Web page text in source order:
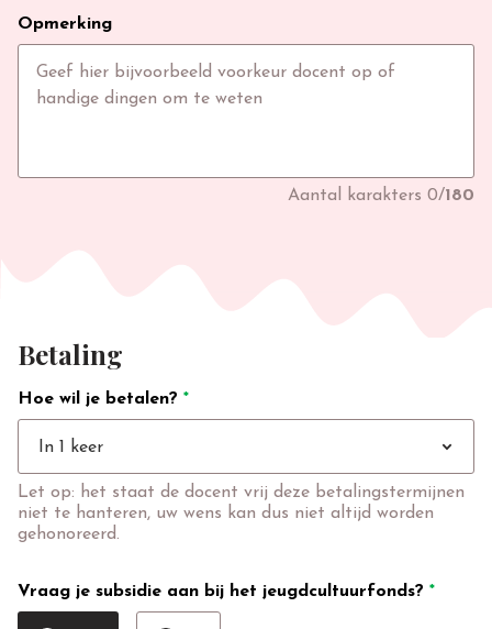
Opmerking
Aantal karakters 0/180
Betaling
Hoe wil je betalen? *
In 1 keer expand_more
Let op: het staat de docent vrij deze betalingstermijnen
niet te hanteren, uw wens kan dus niet altijd worden
gehonoreerd.
Vraag je subsidie aan bij het jeugdcultuurfonds? *